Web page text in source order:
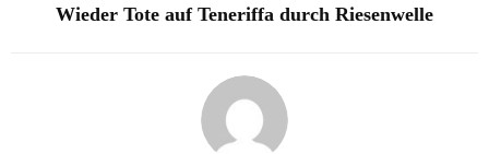
Wieder Tote auf Teneriffa durch Riesenwelle